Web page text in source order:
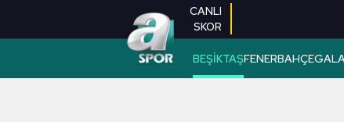
CANLI
SKOR
BEŞİKTAŞFENERBAHÇE